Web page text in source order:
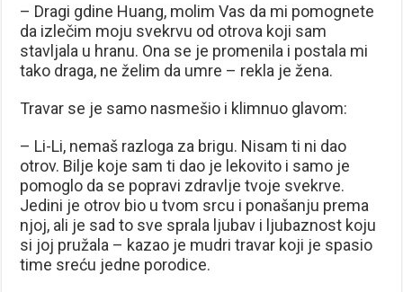
– Dragi gdine Huang, molim Vas da mi pomognete
da izlečim moju svekrvu od otrova koji sam
stavljala u hranu. Ona se je promenila i postala mi
tako draga, ne želim da umre – rekla je žena.
Travar se je samo nasmešio i klimnuo glavom:
– Li-Li, nemaš razloga za brigu. Nisam ti ni dao
otrov. Bilje koje sam ti dao je lekovito i samo je
pomoglo da se popravi zdravlje tvoje svekrve.
Jedini je otrov bio u tvom srcu i ponašanju prema
njoj, ali je sad to sve sprala ljubav i ljubaznost koju
si joj pružala – kazao je mudri travar koji je spasio
time sreću jedne porodice.